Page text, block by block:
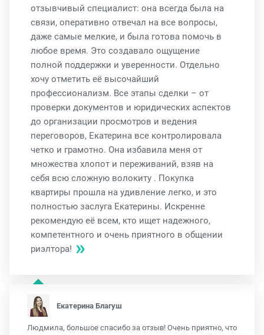
отзывчивый специалист: она всегда была на
связи, оперативно отвечал на все вопросы,
даже самые мелкие, и была готова помочь в
любое время. Это создавало ощущение
полной поддержки и уверенности. Отдельно
хочу отметить её высочайший
профессионализм. Все этапы сделки – от
проверки документов и юридических аспектов
до организации просмотров и ведения
переговоров, Екатерина все контролировала
четко и грамотно. Она избавила меня от
множества хлопот и переживаний, взяв на
себя всю сложную волокиту . Покупка
квартиры прошла на удивление легко, и это
полностью заслуга Екатерины. Искренне
рекомендую её всем, кто ищет надежного,
компетентного и очень приятного в общении
риэлтора!
Екатерина Благуш
Людмила, большое спасибо за отзыв! Очень приятно, что